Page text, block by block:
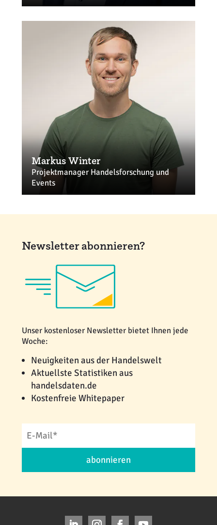
+49 221 57993-998
Markus Winter
Projektmanager Handelsforschung und
Events
Newsletter abonnieren?
Unser kostenloser Newsletter bietet Ihnen jede
Woche:
Neuigkeiten aus der Handelswelt
Aktuellste Statistiken aus
handelsdaten.de
Kostenfreie Whitepaper
abonnieren